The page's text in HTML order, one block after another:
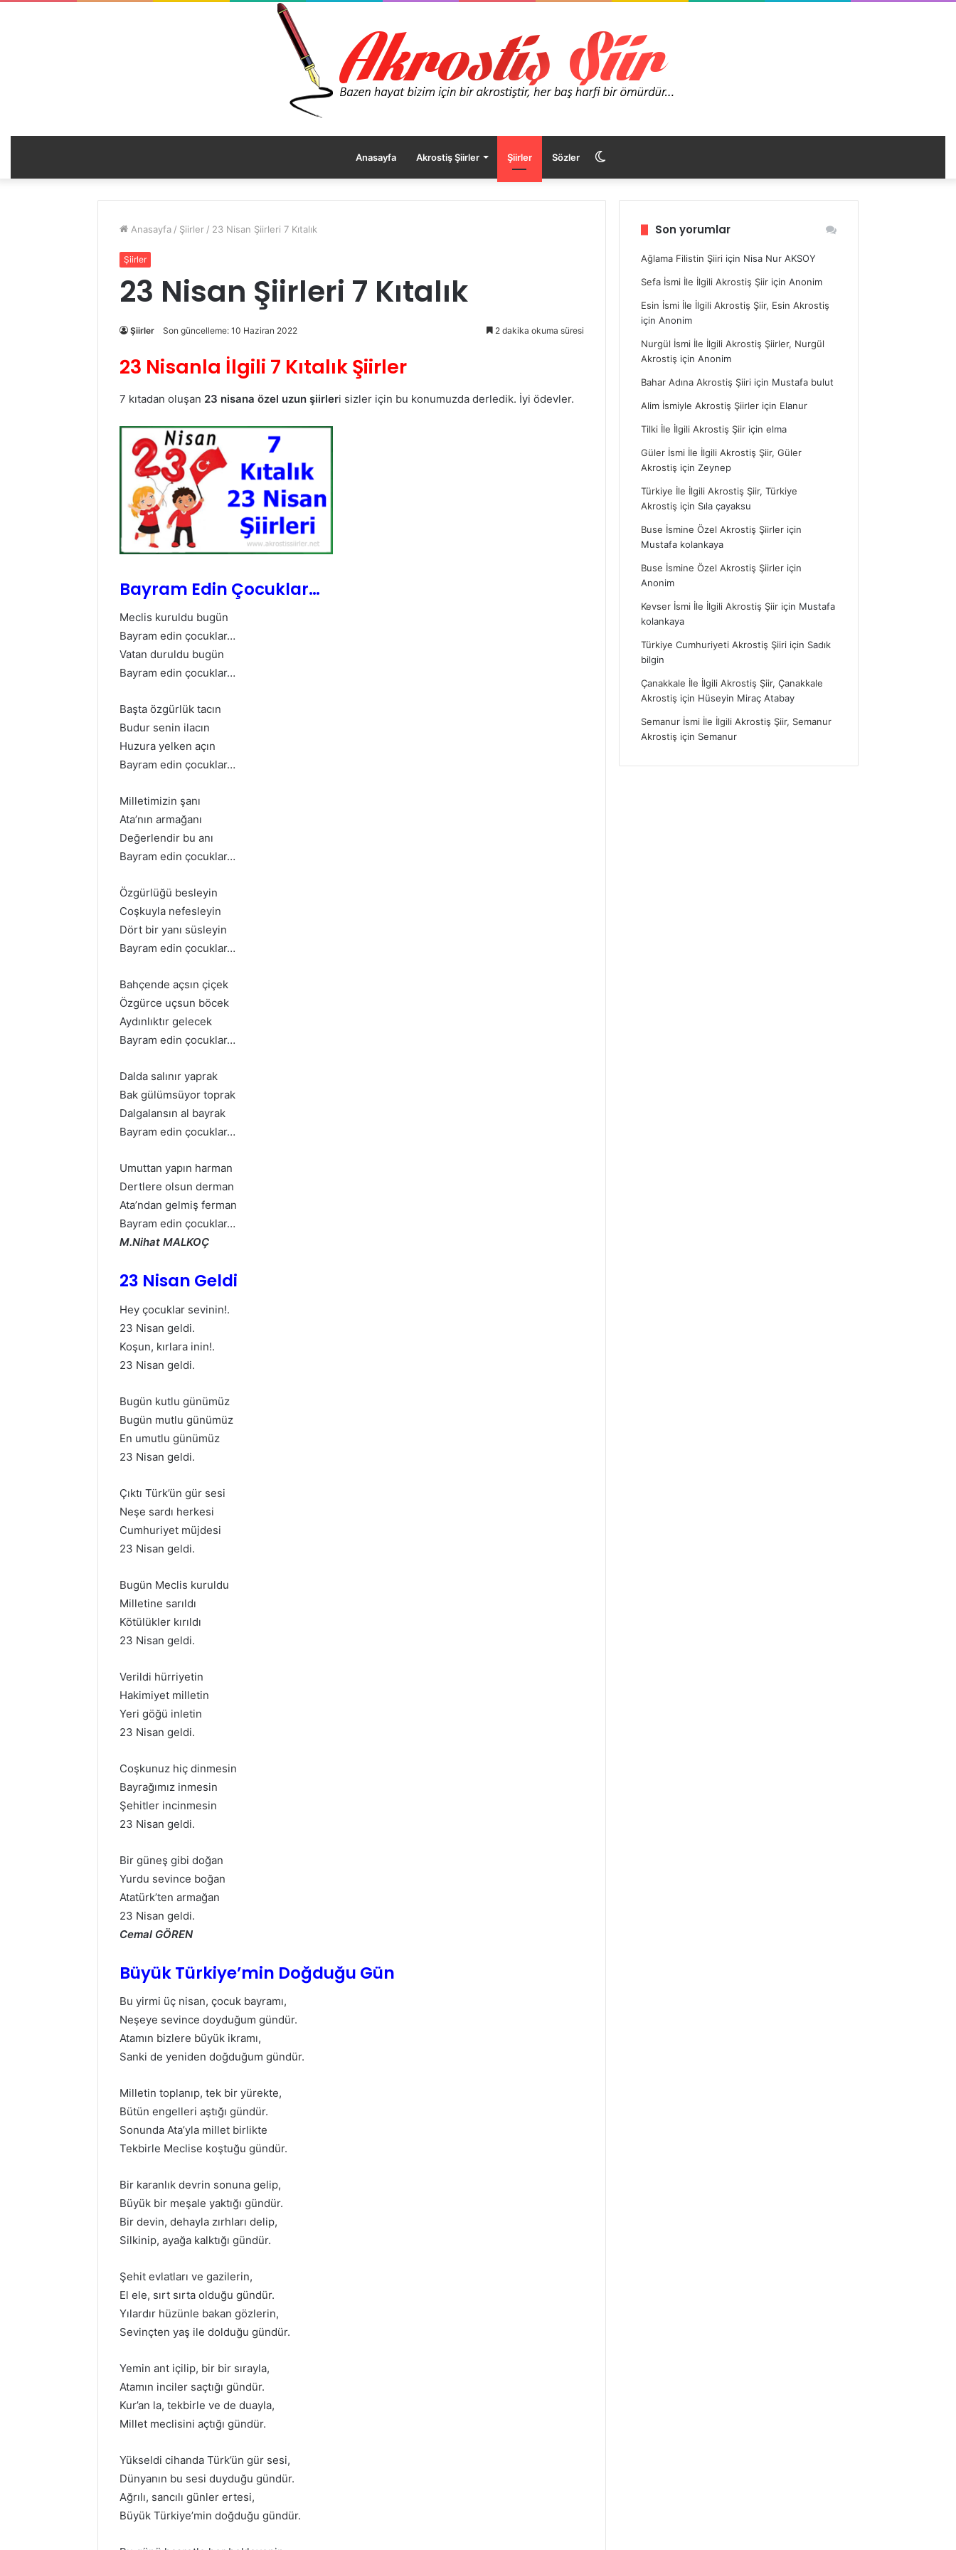
Anasayfa Akrostiş Şiirler Şiirler Sözler
görünümü
Anasayfa / Şiirler / 23 Nisan Şiirleri 7 Kıtalık
Şiirler
23 Nisan Şiirleri 7 Kıtalık
Şiirler Son güncelleme: 10 Haziran 2022 2 dakika okuma süresi
23 Nisanla İlgili 7 Kıtalık Şiirler
7 kıtadan oluşan 23 nisana özel uzun şiirleri sizler için bu konumuzda derledik. İyi ödevler.
Bayram Edin Çocuklar…
Meclis kuruldu bugün
Bayram edin çocuklar…
Vatan duruldu bugün
Bayram edin çocuklar…
Başta özgürlük tacın
Budur senin ilacın
Huzura yelken açın
Bayram edin çocuklar…
Milletimizin şanı
Ata’nın armağanı
Değerlendir bu anı
Bayram edin çocuklar…
Özgürlüğü besleyin
Coşkuyla nefesleyin
Dört bir yanı süsleyin
Bayram edin çocuklar…
Bahçende açsın çiçek
Özgürce uçsun böcek
Aydınlıktır gelecek
Bayram edin çocuklar…
Dalda salınır yaprak
Bak gülümsüyor toprak
Dalgalansın al bayrak
Bayram edin çocuklar…
Umuttan yapın harman
Dertlere olsun derman
Ata’ndan gelmiş ferman
Bayram edin çocuklar…
M.Nihat MALKOÇ
23 Nisan Geldi
Hey çocuklar sevinin!.
23 Nisan geldi.
Koşun, kırlara inin!.
23 Nisan geldi.
Bugün kutlu günümüz
Bugün mutlu günümüz
En umutlu günümüz
23 Nisan geldi.
Çıktı Türk’ün gür sesi
Neşe sardı herkesi
Cumhuriyet müjdesi
23 Nisan geldi.
Bugün Meclis kuruldu
Milletine sarıldı
Kötülükler kırıldı
23 Nisan geldi.
Verildi hürriyetin
Hakimiyet milletin
Yeri göğü inletin
23 Nisan geldi.
Coşkunuz hiç dinmesin
Bayrağımız inmesin
Şehitler incinmesin
23 Nisan geldi.
Bir güneş gibi doğan
Yurdu sevince boğan
Atatürk’ten armağan
23 Nisan geldi.
Cemal GÖREN
Büyük Türkiye’min Doğduğu Gün
Bu yirmi üç nisan, çocuk bayramı,
Neşeye sevince doyduğum gündür.
Atamın bizlere büyük ikramı,
Sanki de yeniden doğduğum gündür.
Milletin toplanıp, tek bir yürekte,
Bütün engelleri aştığı gündür.
Sonunda Ata’yla millet birlikte
Tekbirle Meclise koştuğu gündür.
Bir karanlık devrin sonuna gelip,
Büyük bir meşale yaktığı gündür.
Bir devin, dehayla zırhları delip,
Silkinip, ayağa kalktığı gündür.
Şehit evlatları ve gazilerin,
El ele, sırt sırta olduğu gündür.
Yılardır hüzünle bakan gözlerin,
Sevinçten yaş ile dolduğu gündür.
Yemin ant içilip, bir bir sırayla,
Atamın inciler saçtığı gündür.
Kur’an la, tekbirle ve de duayla,
Millet meclisini açtığı gündür.
Yükseldi cihanda Türk’ün gür sesi,
Dünyanın bu sesi duyduğu gündür.
Ağrılı, sancılı günler ertesi,
Büyük Türkiye’min doğduğu gündür.
Son yorumlar
Ağlama Filistin Şiiri için Nisa Nur AKSOY
Sefa İsmi İle İlgili Akrostiş Şiir içinAnonim
Esin İsmi İle İlgili Akrostiş Şiir, Esin Akrostiş
içinAnonim
Nurgül İsmi İle İlgili Akrostiş Şiirler, Nurgül
Akrostiş içinAnonim
Bahar Adına Akrostiş Şiiri için Mustafa bulut
Alim İsmiyle Akrostiş Şiirler için Elanur
Tilki İle İlgili Akrostiş Şiir içinelma
Güler İsmi İle İlgili Akrostiş Şiir, Güler
Akrostiş içinZeynep
Türkiye İle İlgili Akrostiş Şiir, Türkiye
Akrostiş için Sıla çayaksu
Buse İsmine Özel Akrostiş Şiirler için
Mustafa kolankaya
Buse İsmine Özel Akrostiş Şiirler için
Anonim
Kevser İsmi İle İlgili Akrostiş Şiir için Mustafa
kolankaya
Türkiye Cumhuriyeti Akrostiş Şiiri için Sadık
bilgin
Çanakkale İle İlgili Akrostiş Şiir, Çanakkale
Akrostiş için Hüseyin Miraç Atabay
Semanur İsmi İle İlgili Akrostiş Şiir, Semanur
Akrostiş için Semanur